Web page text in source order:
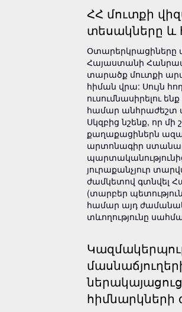
ՀՀ մուտքի
տեսակները և
Օտարերկրացիները
Հայաստանի
տարածք մուտքի
հիման վրա: Սույն
ուսումնասիրելու
համար անհրաժեշտ
Սկզբից նշենք, որ մի
քաղաքացիներն
արտոնագիր
յուրաքանչյուր
ժամկետով գտնվել
(տարբեր
համար այդ
տևողությունը
հիմնարկների